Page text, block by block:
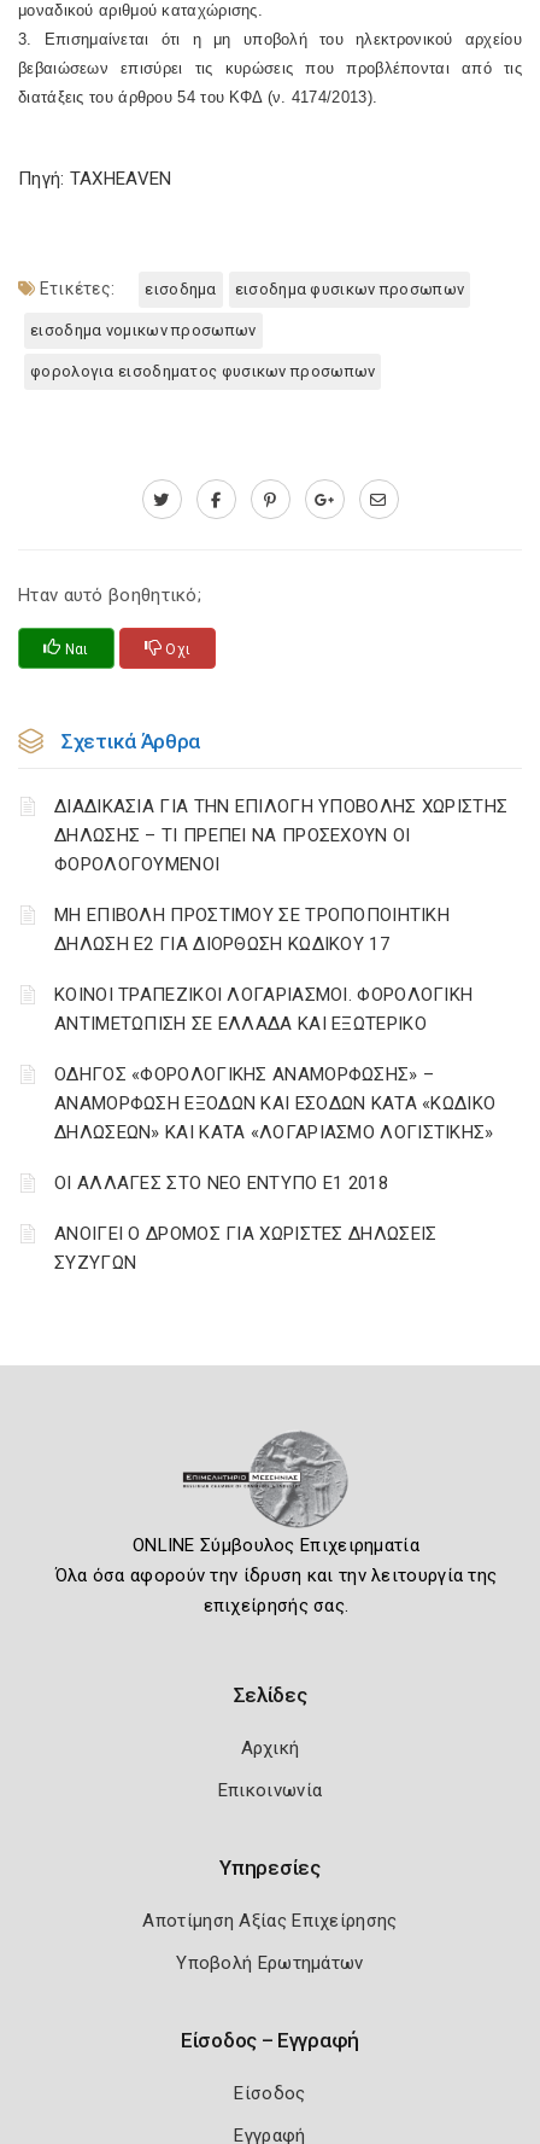
μοναδικού αριθμού καταχώρισης.
3. Επισημαίνεται ότι η μη υποβολή του ηλεκτρονικού αρχείου
βεβαιώσεων επισύρει τις κυρώσεις που προβλέπονται από τις
διατάξεις του άρθρου 54 του ΚΦΔ (ν. 4174/2013).
Πηγή: TAXHEAVEN
Ετικέτες: εισοδημα εισοδημα φυσικων προσωπων
εισοδημα νομικων προσωπων
φορολογια εισοδηματος φυσικων προσωπων
Ηταν αυτό βοηθητικό;
Ναι Οχι
Σχετικά Άρθρα
ΔΙΑΔΙΚΑΣΙΑ ΓΙΑ ΤΗΝ ΕΠΙΛΟΓΗ ΥΠΟΒΟΛΗΣ ΧΩΡΙΣΤΗΣ
ΔΗΛΩΣΗΣ – ΤΙ ΠΡΕΠΕΙ ΝΑ ΠΡΟΣΕΧΟΥΝ ΟΙ
ΦΟΡΟΛΟΓΟΥΜΕΝΟΙ
ΜΗ ΕΠΙΒΟΛΗ ΠΡΟΣΤΙΜΟΥ ΣΕ ΤΡΟΠΟΠΟΙΗΤΙΚΗ
ΔΗΛΩΣΗ Ε2 ΓΙΑ ΔΙΟΡΘΩΣΗ ΚΩΔΙΚΟΥ 17
ΚΟΙΝΟΙ ΤΡΑΠΕΖΙΚΟΙ ΛΟΓΑΡΙΑΣΜΟΙ. ΦΟΡΟΛΟΓΙΚΗ
ΑΝΤΙΜΕΤΩΠΙΣΗ ΣΕ ΕΛΛΑΔΑ ΚΑΙ ΕΞΩΤΕΡΙΚΟ
ΟΔΗΓΟΣ «ΦΟΡΟΛΟΓΙΚΗΣ ΑΝΑΜΟΡΦΩΣΗΣ» –
ΑΝΑΜΟΡΦΩΣΗ ΕΞΟΔΩΝ ΚΑΙ ΕΣΟΔΩΝ ΚΑΤΑ «ΚΩΔΙΚΟ
ΔΗΛΩΣΕΩΝ» ΚΑΙ ΚΑΤΑ «ΛΟΓΑΡΙΑΣΜΟ ΛΟΓΙΣΤΙΚΗΣ»
ΟΙ ΑΛΛΑΓΕΣ ΣΤΟ ΝΕΟ ΕΝΤΥΠΟ Ε1 2018
ΑΝΟΙΓΕΙ Ο ΔΡΟΜΟΣ ΓΙΑ ΧΩΡΙΣΤΕΣ ΔΗΛΩΣΕΙΣ
ΣΥΖΥΓΩΝ
ONLINE Σύμβουλος Επιχειρηματία
Όλα όσα αφορούν την ίδρυση και την λειτουργία της
επιχείρησής σας.
Σελίδες
Αρχική
Επικοινωνία
Υπηρεσίες
Αποτίμηση Αξίας Επιχείρησης
Υποβολή Ερωτημάτων
Είσοδος – Εγγραφή
Είσοδος
Εγγραφή